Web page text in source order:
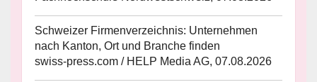
Schweizer Firmenverzeichnis: Unternehmen
nach Kanton, Ort und Branche finden
swiss-press.com / HELP Media AG, 07.08.2026